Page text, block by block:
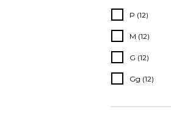
P (12)
M (12)
G (12)
Gg (12)